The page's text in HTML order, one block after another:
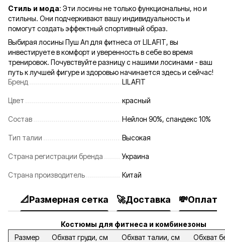
Стиль и мода: Эти лосины не только функциональны, но и
стильны. Они подчеркивают вашу индивидуальность и
помогут создать эффектный спортивный образ.
Выбирая лосины Пуш Ап для фитнеса от LILAFIT, вы
инвестируете в комфорт и уверенность в себе во время
тренировок. Почувствуйте разницу с нашими лосинами - ваш
путь к лучшей фигуре и здоровью начинается здесь и сейчас!
Бренд
LILAFIT
Цвет красный
Состав Нейлон 90%, спандекс 10%
Тип талии Высокая
Страна регистрации бренда Украина
Страна производитель Китай
📐Размерная сетка 🚀Доставка 💸Оплата
Костюмы для фитнеса и комбинезоны
Размер
Обхват груди, см Обхват талии, см Обхват